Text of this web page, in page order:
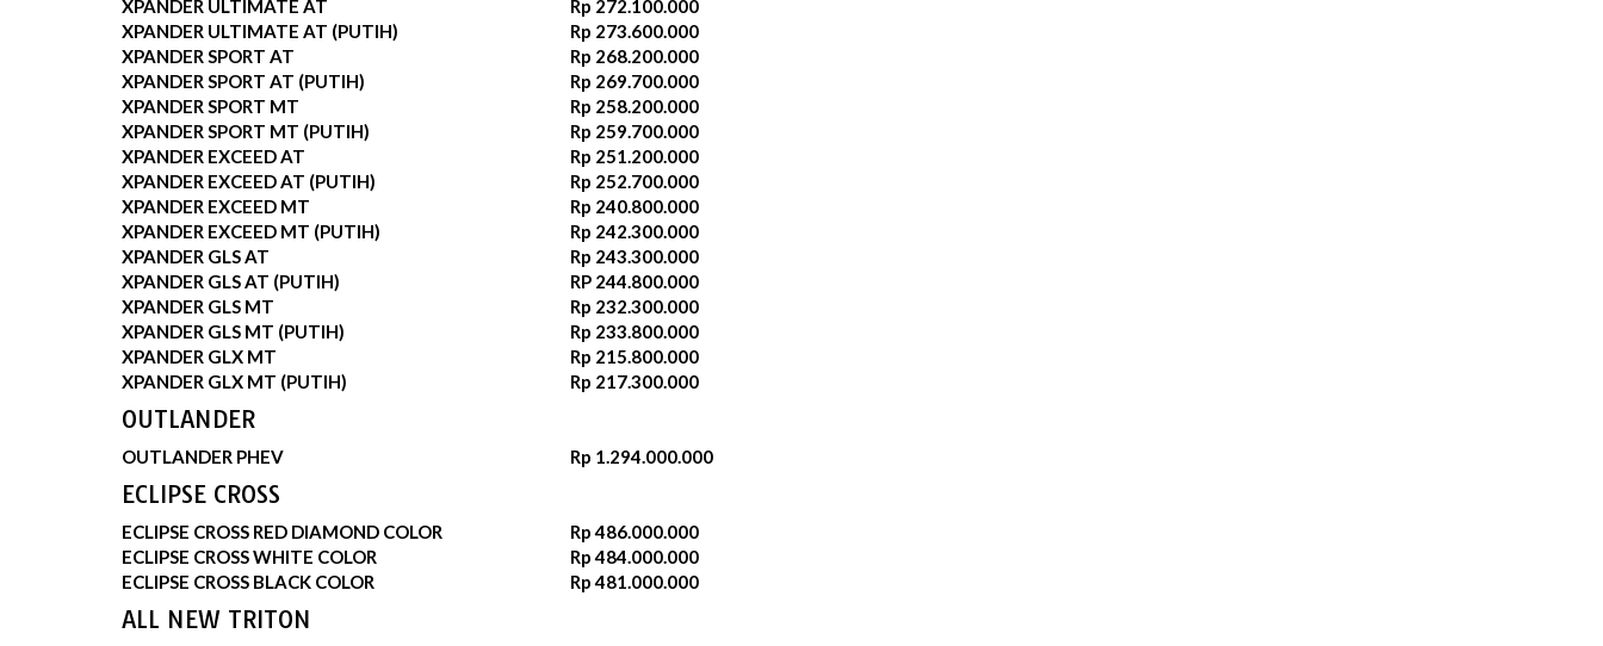
XPANDER ULTIMATE AT
Rp 272.100.000
XPANDER ULTIMATE AT (PUTIH)
Rp 273.600.000
XPANDER SPORT AT
Rp 268.200.000‬
XPANDER SPORT AT (PUTIH)
Rp 269.700.000‬
XPANDER SPORT MT
Rp 258.200.000‬
XPANDER SPORT MT (PUTIH)
Rp 259.700.000‬
XPANDER EXCEED AT
Rp 251.200.000‬
XPANDER EXCEED AT (PUTIH)
Rp 252.700.000‬
XPANDER EXCEED MT
Rp 240.800.000‬
XPANDER EXCEED MT (PUTIH)
Rp 242.300.000‬
XPANDER GLS AT
Rp 243.300.000
XPANDER GLS AT (PUTIH)
RP 244.800.000‬
XPANDER GLS MT
Rp 232.300.000‬
XPANDER GLS MT (PUTIH)
Rp 233.800.000
XPANDER GLX MT
Rp 215.800.000
XPANDER GLX MT (PUTIH)
Rp 217.300.000
OUTLANDER
OUTLANDER PHEV Rp 1.294.000.000
ECLIPSE CROSS
ECLIPSE CROSS RED DIAMOND COLOR
Rp 486.000.000
ECLIPSE CROSS WHITE COLOR
Rp 484.000.000
ECLIPSE CROSS BLACK COLOR
Rp 481.000.000
ALL NEW TRITON